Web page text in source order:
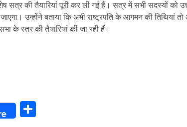
सत्र की तैयारियां पूरी कर ली गई हैं। सत्र में सभी सदस्यों को
उन्होंने बताया कि अभी राष्ट्रपति के आगमन की तिथियां
के स्तर की तैयारियां की जा रही हैं।